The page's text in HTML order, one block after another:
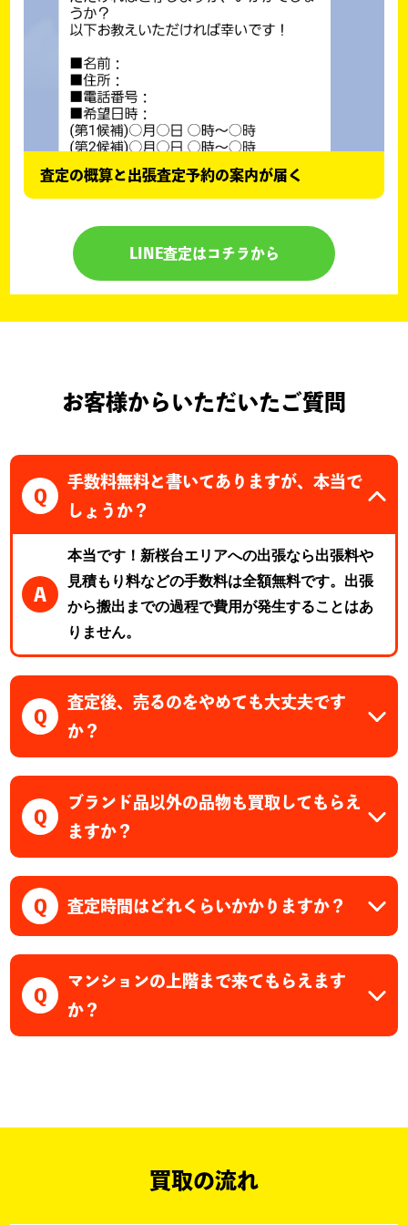
査定の概算と出張査定予約の案内が届く
LINE査定はコチラから
お客様からいただいたご質問
Q
手数料無料と書いてありますが、本当で
しょうか？
A
本当です！新桜台エリアへの出張なら出張料や
見積もり料などの手数料は全額無料です。出張
から搬出までの過程で費用が発生することはあ
りません。
Q
査定後、売るのをやめても大丈夫です
か？
Q
ブランド品以外の品物も買取してもらえ
ますか？
Q 査定時間はどれくらいかかりますか？
Q
マンションの上階まで来てもらえます
か？
買取の流れ